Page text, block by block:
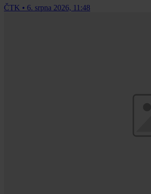
ČTK • 6. srpna 2026, 11:48